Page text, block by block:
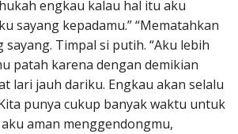
engkau kalau hal itu aku
sayang kepadamu.” “Mematahkan
Timpal si putih. “Aku lebih
patah karena dengan demikian
lari jauh dariku. Engkau akan selalu
punya cukup banyak waktu untuk
aman menggendongmu,